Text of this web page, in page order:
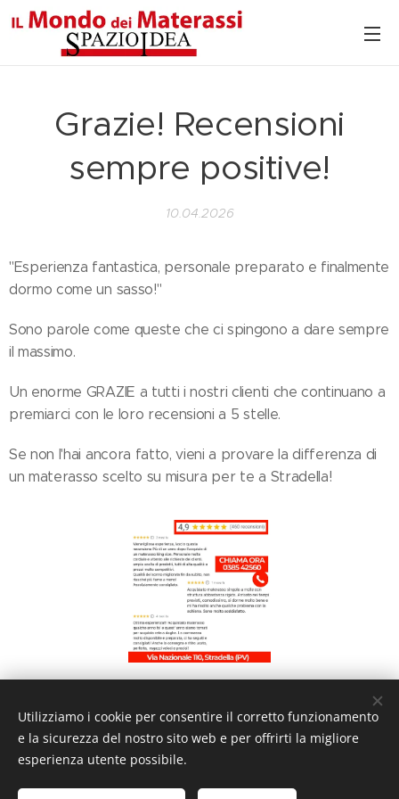
Grazie! Recensioni
sempre positive!
10.04.2026
"Esperienza fantastica, personale preparato e finalmente
dormo come un sasso!"
Sono parole come queste che ci spingono a dare sempre
il massimo.
Un enorme GRAZIE a tutti i nostri clienti che continuano a
premiarci con le loro recensioni a 5 stelle.
Se non l'hai ancora fatto, vieni a provare la differenza di
un materasso scelto su misura per te a Stradella!
Utilizziamo i cookie per consentire il corretto funzionamento
e la sicurezza del nostro sito web e per offrirti la migliore
esperienza utente possibile.